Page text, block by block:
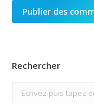
Publier des
Rechercher
Search: